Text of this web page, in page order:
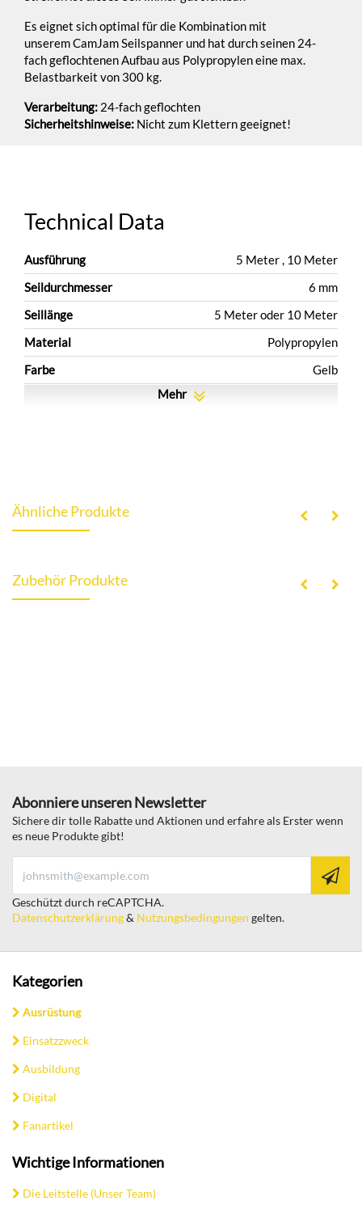
Es eignet sich optimal für die Kombination mit
unserem CamJam Seilspanner und hat durch seinen 24-
fach geflochtenen Aufbau aus Polypropylen eine max.
Belastbarkeit von 300 kg.
Verarbeitung: 24-fach geflochten
Sicherheitshinweise: Nicht zum Klettern geeignet!
Technical Data
Ausführung 5 Meter , 10 Meter
Seildurchmesser
6 mm
Seillänge
5 Meter oder 10 Meter
Material
Polypropylen
Farbe
Gelb
Mehr
Ähnliche Produkte
Zubehör Produkte
Abonniere unseren Newsletter
Sichere dir tolle Rabatte und Aktionen und erfahre als Erster wenn
es neue Produkte gibt!
Geschützt durch reCAPTCHA.
Datenschutzerklärung& Nutzungsbedingungen gelten.
Kategorien
Ausrüstung
Einsatzzweck
Ausbildung
Digital
Fanartikel
Wichtige Informationen
Die Leitstelle (Unser Team)